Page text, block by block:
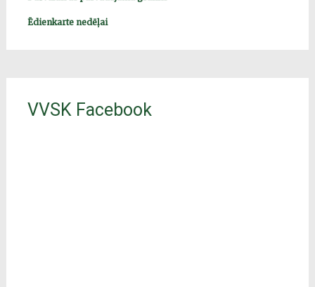
Ēdienkarte nedēļai
VVSK Facebook